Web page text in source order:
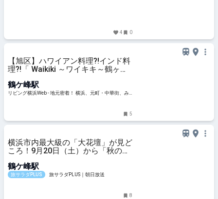
4 0
【旭区】ハワイアン料理?!インド料
理?!「 Waikiki ～ワイキキ～鶴ヶ峰
鶴ケ峰駅
リビング横浜Web - 地元密着！ 横浜、元町・中華街、み
5
横浜市内最大級の「大花壇」が見ど
ころ！9月20日（土）から「秋の里
鶴ケ峰駅
旅サラダPLUS 旅サラダPLUS｜朝日放送
8